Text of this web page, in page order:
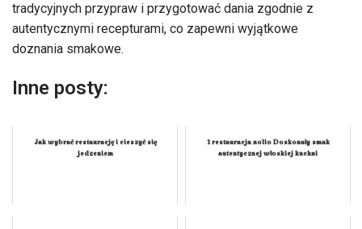
tradycyjnych przypraw i przygotować dania zgodnie z
autentycznymi recepturami, co zapewni wyjątkowe
doznania smakowe.
Inne posty:
Jak wybrać restaurację i cieszyć się
jedzeniem
1 restauracja nolio Doskonały smak
autentycznej włoskiej kuchni